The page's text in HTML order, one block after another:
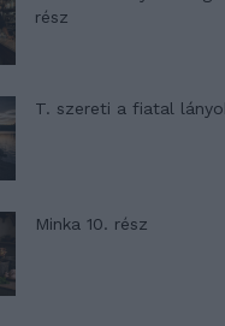
rész
T. szereti a fiatal
Minka 10. rész